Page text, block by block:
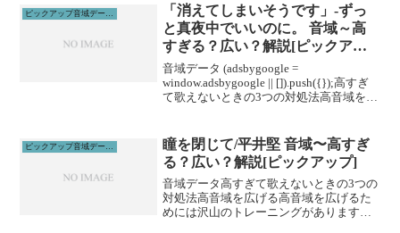
ルに通うこと...
「消えてしまいそうです」-ずっ
と真夜中でいいのに。 音域～高
すぎる？広い？解説[ピックアッ
プ]
音域データ (adsbygoogle =
window.adsbygoogle || []).push({});高すぎ
て歌えないときの3つの対処法高音域を広
ルに通うこと...
瞳を閉じて/平井堅 音域〜高すぎ
る？広い？解説[ピックアップ]
音域データ高すぎて歌えないときの3つの
対処法高音域を広げる高音域を広げるた
めには沢山のトレーニングがあります。